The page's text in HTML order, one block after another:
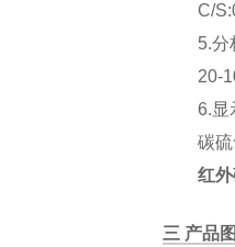
C/
5.分
20-
6.显
碳
红
三 产品